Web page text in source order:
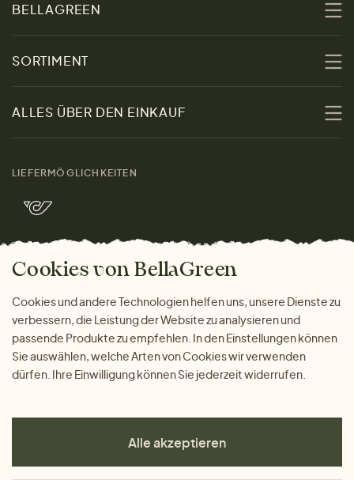
BELLAGREEN
Nachhaltigkeit
Kontakt
Marken
Bella Green Magazin
SORTIMENT
Damen
Herren
Wohnen
Geschenke
ALLES ÜBER DEN EINKAUF
Warum bei uns einkaufen
LIEFERMÖGLICHKEITEN
ZAHLUNGSMÖGLICHKEITEN
Cookies von BellaGreen
Cookies und andere Technologien helfen uns, unsere Dienste zu
verbessern, die Leistung der Website zu analysieren und
passende Produkte zu empfehlen. In den Einstellungen können
Sie auswählen, welche Arten von Cookies wir verwenden
dürfen. Ihre Einwilligung können Sie jederzeit widerrufen.
Alle akzeptieren